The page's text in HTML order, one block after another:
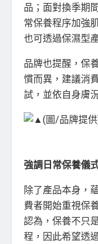
品；面對換季期
常保養程序加強
也可透過保濕型
品牌也提醒，保
慣而異，建議消
試，並依自身膚
強調日常保養儀
除了產品本身，
費者開始重視保
認為，保養不只
程，因此希望透